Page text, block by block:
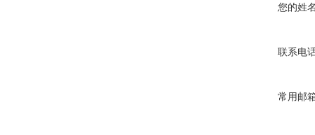
您的姓
联系电
常用邮